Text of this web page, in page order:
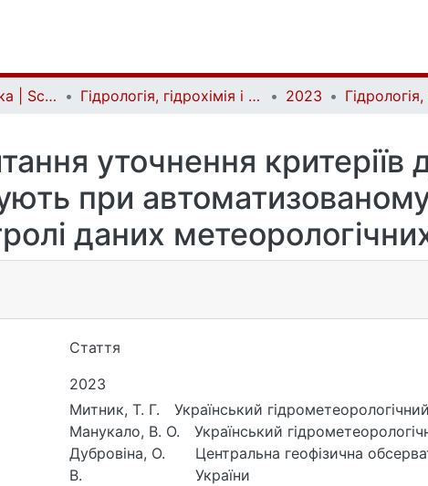
Наукова періодика | Scientific periodicals Гідрологія, гідрохімія і гідроекологія | Hydrology, Hydrochemistry and Hydroecology 2023
уточнення критеріїв
при
даних
Стаття
2023
Митник, Т. Г.
Український
Манукало, В. О.
Український
Дубровіна, О.
В.
Центральна геофізична
України